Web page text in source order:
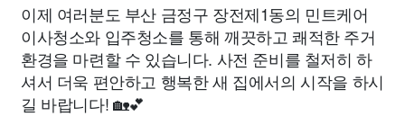
이제 여러분도 부산 금정구 장전제1동의 민트케어
이사청소와 입주청소를 통해 깨끗하고 쾌적한 주거
환경을 마련할 수 있습니다. 사전 준비를 철저히 하
셔서 더욱 편안하고 행복한 새 집에서의 시작을 하시
길 바랍니다! 🏡💕